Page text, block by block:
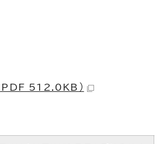
PDF 512.0KB）